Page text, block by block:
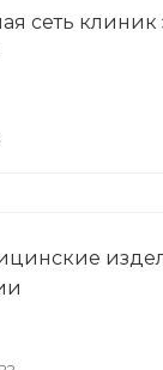
сеть клиник